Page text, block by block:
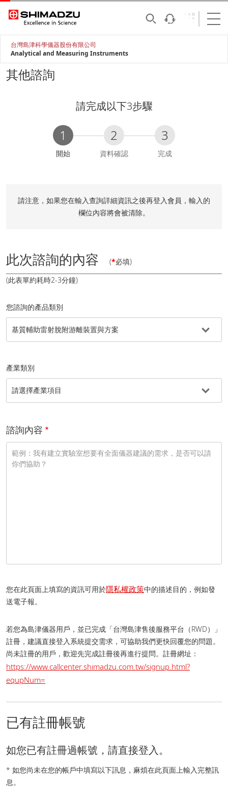
台灣島津科學儀器股份有限公司
Analytical and Measuring Instruments
其他諮詢
請完成以下3步驟
1
C
e
n
開始
2
資料確認
3
完成
請注意，如果您在輸入查詢詳細資訊之後再登入會員，輸入的
欄位內容將會被清除。
此次諮詢的內容 (*必填)
(此表單約耗時2-3分鐘)
您諮詢的產品類別
產業類別
諮詢內容
您在此頁面上填寫的資訊可用於隱私權政策中的描述目的，例如發
送電子報。
若您為島津儀器用戶，並已完成「台灣島津售後服務平台（RWD）」
註冊，建議直接登入系統提交需求，可協助我們更快回覆您的問題。
尚未註冊的用戶，歡迎先完成註冊後再進行提問。 註冊網址：
https://www.callcenter.shimadzu.com.tw/signup.html?
equpNum=
已有註冊帳號
如您已有註冊過帳號，請直接登入。
* 如您尚未在您的帳戶中填寫以下訊息，麻煩在此頁面上輸入完整訊
息。